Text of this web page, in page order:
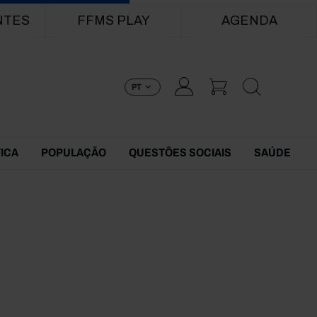
FFMS PLAY AGENDA
PT
POPULAÇÃO QUESTÕES SOCIAIS SAÚDE